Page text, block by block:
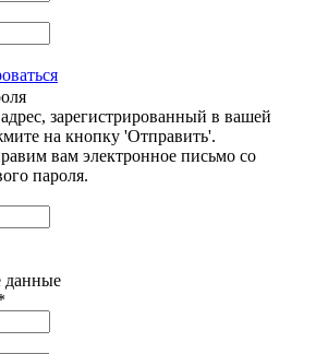
зарегистрированный в вашей
на кнопку 'Отправить'.
вам электронное письмо со
пароля.
данные